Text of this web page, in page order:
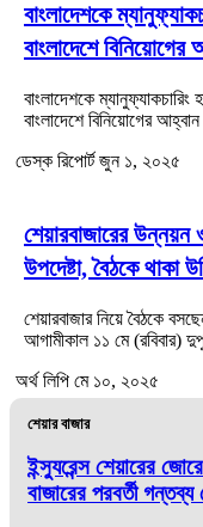
বাংলাদেশকে
বাংলাদেশে বিনিয়োগের
বাংলাদেশকে ম্যানুফ্যাকচারিং
বাংলাদেশে বিনিয়োগের
ডেস্ক রিপোর্টজুন ১, ২০২৫
শেয়ারবাজারের
উপদেষ্টা, বৈঠকে থাকা
শেয়ারবাজার নিয়ে বৈঠকে
আগামীকাল ১১ মে (রবিবার)
অর্থ লিপি মে ১০, ২০২৫
শেয়ার বাজার
ইন্স্যুরেন্স শেয়ারের
বাজারের পরবর্তী